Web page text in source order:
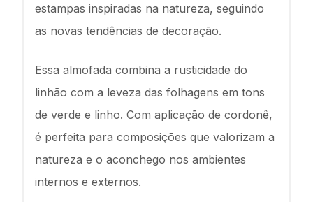
estampas inspiradas na natureza, seguindo
as novas tendências de decoração.
Essa almofada combina a rusticidade do
linhão com a leveza das folhagens em tons
de verde e linho. Com aplicação de cordonê,
é perfeita para composições que valorizam a
natureza e o aconchego nos ambientes
internos e externos.